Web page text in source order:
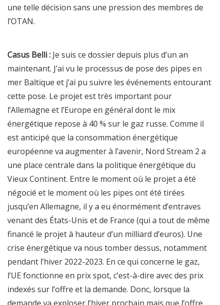
une telle décision sans une pression des membres de
l’OTAN.
Casus Belli : Je suis ce dossier depuis plus d’un an
maintenant. J’ai vu le processus de pose des pipes en
mer Baltique et j’ai pu suivre les événements entourant
cette pose. Le projet est très important pour
l’Allemagne et l’Europe en général dont le mix
énergétique repose à 40 % sur le gaz russe. Comme il
est anticipé que la consommation énergétique
européenne va augmenter à l’avenir, Nord Stream 2 a
une place centrale dans la politique énergétique du
Vieux Continent. Entre le moment où le projet a été
négocié et le moment où les pipes ont été tirées
jusqu’en Allemagne, il y a eu énormément d’entraves
venant des États-Unis et de France (qui a tout de même
financé le projet à hauteur d’un milliard d’euros). Une
crise énergétique va nous tomber dessus, notamment
pendant l’hiver 2022-2023. En ce qui concerne le gaz,
l’UE fonctionne en prix spot, c’est-à-dire avec des prix
indexés sur l’offre et la demande. Donc, lorsque la